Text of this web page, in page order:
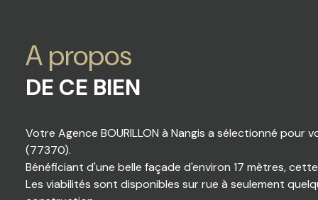
A propos
DE CE BIEN
Votre Agence BOURILLON à Nangis a sélectionné pour
(77370).
Bénéficiant d'une belle façade d'environ 17 mètres,
Les viabilités sont disponibles sur rue à seulement